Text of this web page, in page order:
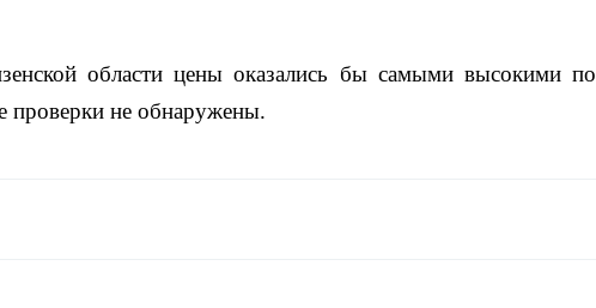
области цены оказались бы самыми высокими по
проверки не обнаружены.